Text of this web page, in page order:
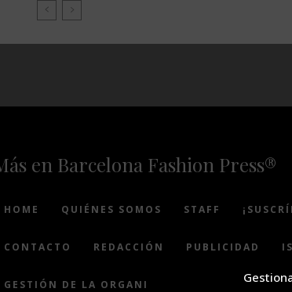
en Barcelona Fashion Press®
HOME QUIÉNES SOMOS STAFF
CONTACTO REDACCIÓN PUBLICIDAD
GESTIÓN DE LA ORGANIZACIÓN